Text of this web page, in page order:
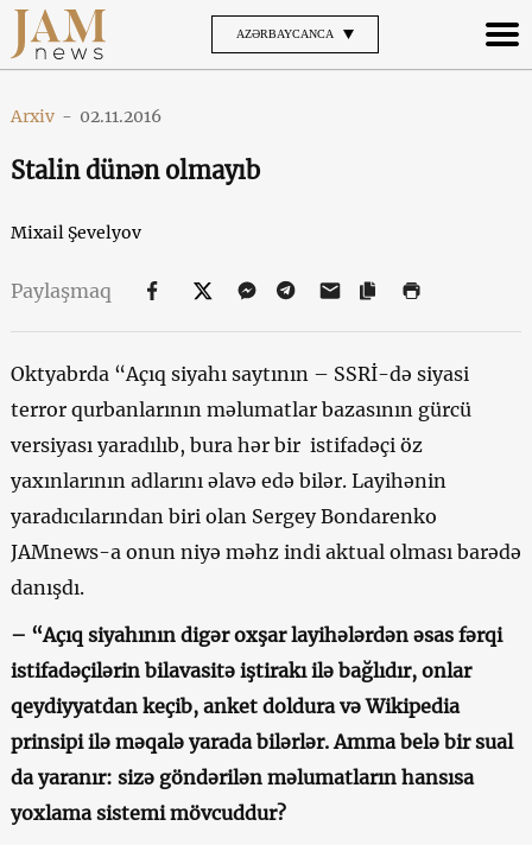
AZƏRBAYCANCA
Arxiv - 02.11.2016
Stalin dünən olmayıb
Mixail Şevelyov
Paylaşmaq
Oktyabrda “Açıq siyahı saytının – SSRİ-də siyasi
terror qurbanlarının məlumatlar bazasının gürcü
versiyası yaradılıb, bura hər bir istifadəçi öz
yaxınlarının adlarını əlavə edə bilər. Layihənin
yaradıcılarından biri olan Sergey Bondarenko
JAMnews-a onun niyə məhz indi aktual olması barədə
danışdı.
– “Açıq siyahının digər oxşar layihələrdən əsas fərqi
istifadəçilərin bilavasitə iştirakı ilə bağlıdır, onlar
qeydiyyatdan keçib, anket doldura və Wikipedia
prinsipi ilə məqalə yarada bilərlər. Amma belə bir sual
da yaranır: sizə göndərilən məlumatların hansısa
yoxlama sistemi mövcuddur?